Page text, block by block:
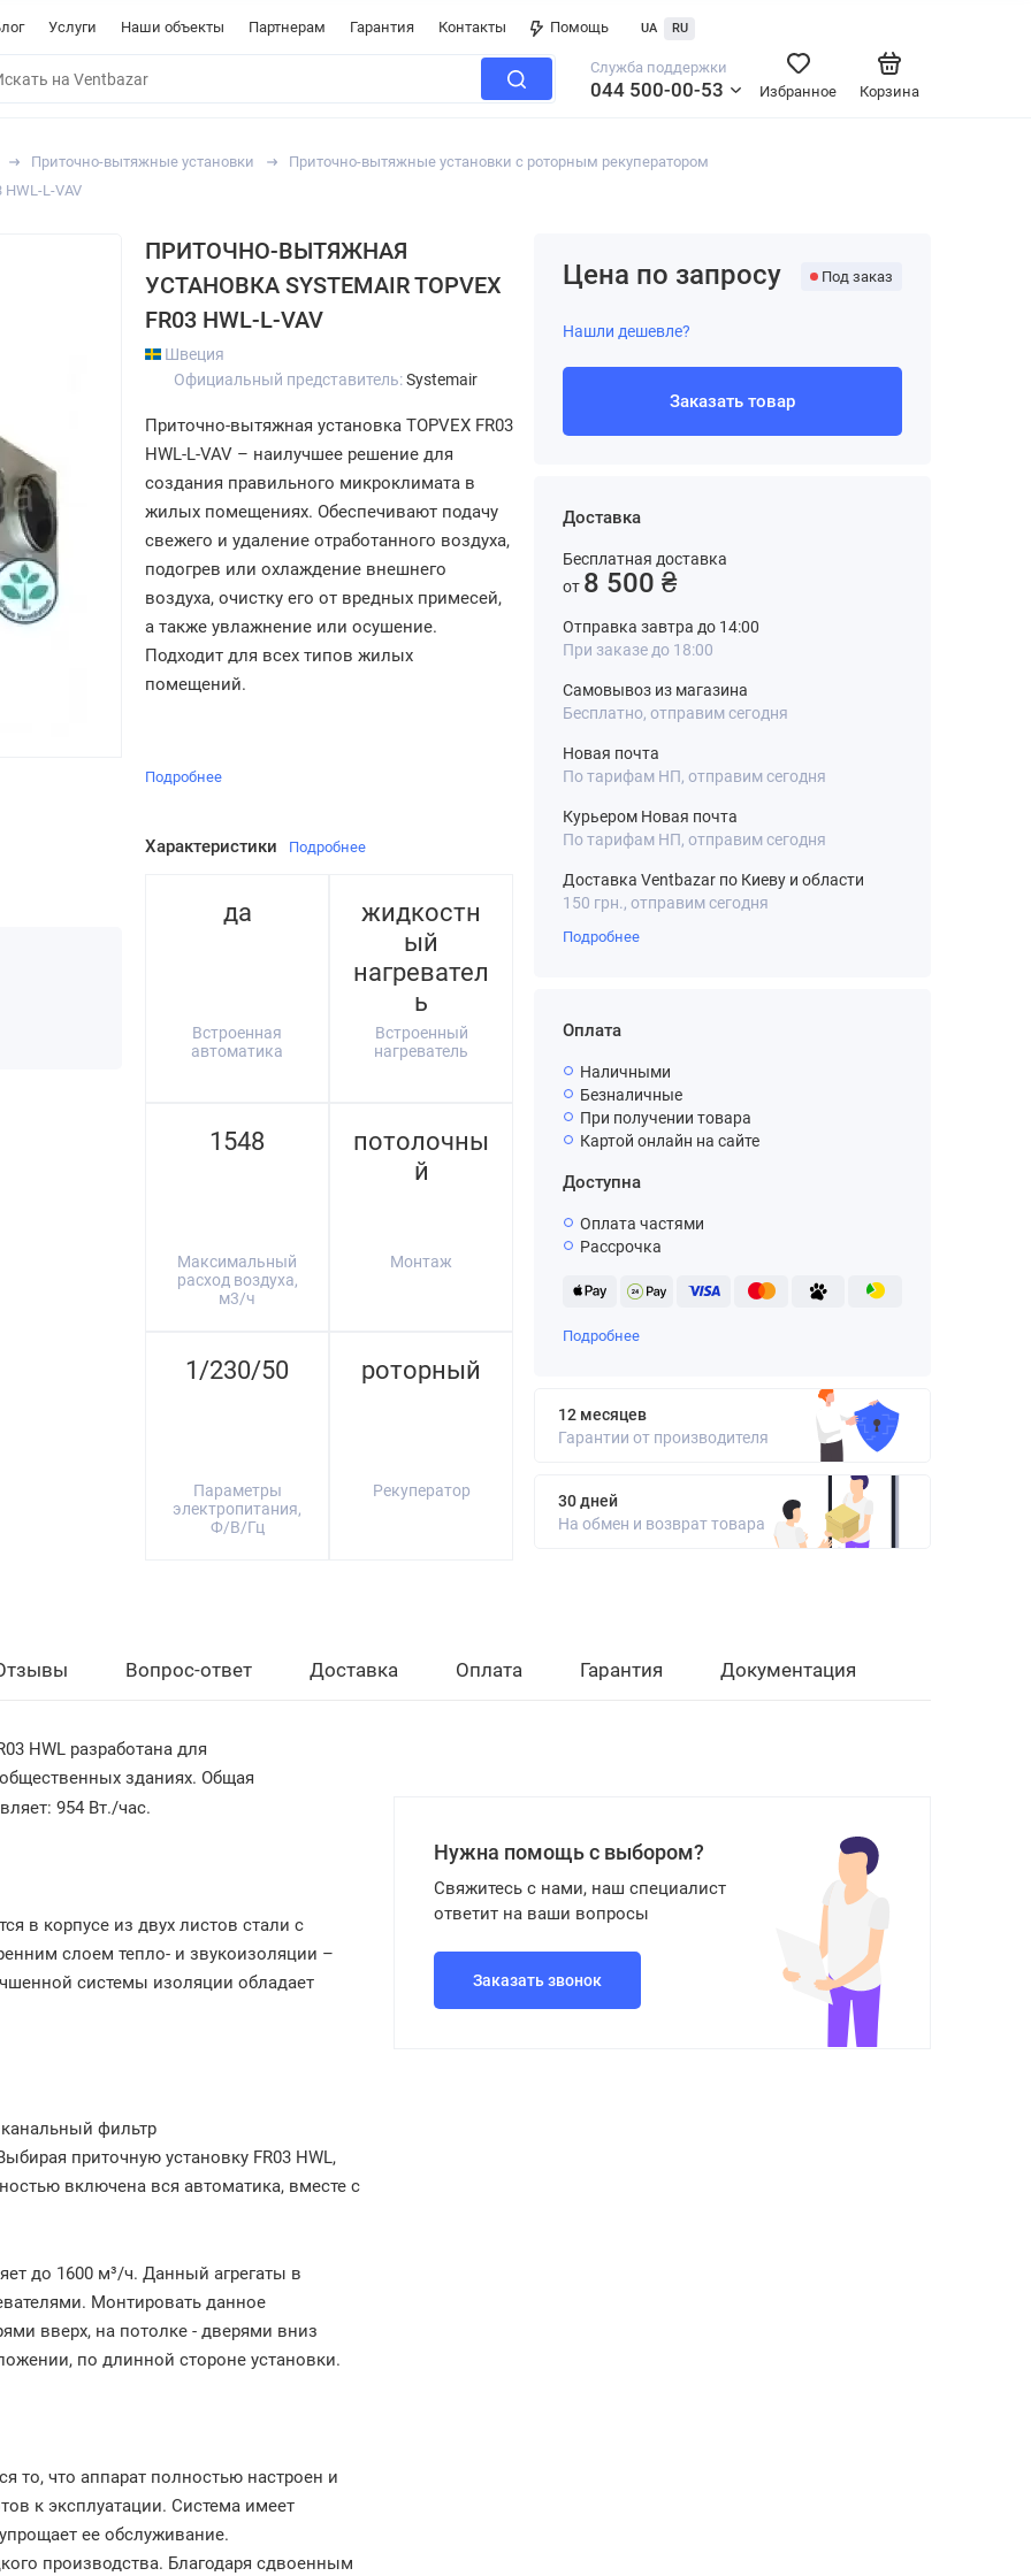
Услуги Наши объекты Партнерам Гарантия Контакты Помощь UA RU
Служба поддержки
044 500-00-53 Корзина
Избранное
Приточно-вытяжные установки
Приточно-вытяжные установки с роторным рекуператором
L-VAV
ПРИТОЧНО-ВЫТЯЖНАЯ
УСТАНОВКА SYSTEMAIR TOPVEX
FR03 HWL-L-VAV
Швеция
Официальный представитель:Systemair
Приточно-вытяжная установка TOPVEX FR03
HWL-L-VAV – наилучшее решение для
создания правильного микроклимата в
жилых помещениях. Обеспечивают подачу
свежего и удаление отработанного воздуха,
подогрев или охлаждение внешнего
воздуха, очистку его от вредных примесей,
а также увлажнение или осушение.
Подходит для всех типов жилых
помещений.
Подробнее
Характеристики Подробнее
да
Встроенная
автоматика
жидкостн
ый
нагревател
ь
Встроенный
нагреватель
1548
Максимальный
расход воздуха,
м3/ч
потолочны
й
Монтаж
1/230/50
Параметры
электропитания,
Ф/В/Гц
роторный
Рекуператор
Цена по запросу Под заказ
Нашли дешевле?
Заказать товар
Доставка
Бесплатная доставка
от 8 500 ₴
Отправка завтра до 14:00
При заказе до 18:00
Самовывоз из магазина
Бесплатно, отправим сегодня
Новая почта
По тарифам НП, отправим сегодня
Курьером Новая почта
По тарифам НП, отправим сегодня
Доставка Ventbazar по Киеву и области
150 грн., отправим сегодня
Подробнее
Оплата
Наличными
Безналичные
При получении товара
Картой онлайн на сайте
Доступна
Оплата частями
Рассрочка
Подробнее
12 месяцев
Гарантии от производителя
30 дней
На обмен и возврат товара
Вопрос-ответ Доставка Оплата Гарантия Документация
HWL разработана для
зданиях. Общая
954 Вт./час.
в корпусе из двух листов стали с
слоем тепло- и звукоизоляции –
системы изоляции обладает
фильтр
приточную установку FR03 HWL,
включена вся автоматика, вместе с
до 1600 м³/ч. Данный агрегаты в
Монтировать данное
вверх, на потолке - дверями вниз
по длинной стороне установки.
то, что аппарат полностью настроен и
к эксплуатации. Система имеет
ее обслуживание.
производства. Благодаря сдвоенным
Нужна помощь с выбором?
Свяжитесь с нами, наш специалист
ответит на ваши вопросы
Заказать звонок